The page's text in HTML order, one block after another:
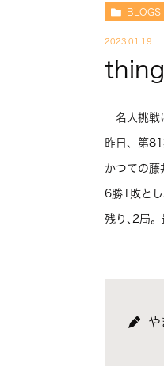
BLOGS
2023.01.19
名人挑戦
昨日、第
かつての藤
6勝1敗とし
残り､2局。
や